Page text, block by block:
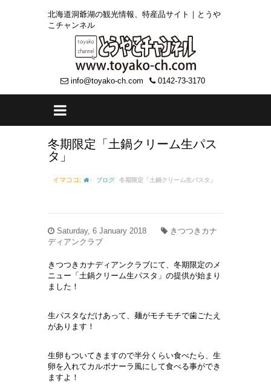
北海道洞爺湖の観光情報、特産品サイト｜とうや
こチャンネル
info@toyako-ch.com 0142-73-3170
冬期限定「土鍋クリーム生パス
タ」
イマココ: ブログ 冬期限定「土鍋クリーム生パスタ」
Saturday, 6 January 2018
きつつきカナ
ディアンクラブ
きつつきカナディアンクラブにて、冬期限定のメ
ニュー「土鍋クリーム生パスタ」の提供が始まり
ました！
生パスタなだけあって、麺がモチモチで歯ごたえ
があります！
生卵もついてきますので半分くらい食べたら、生
卵を入れてカルボナーラ風にして食べる事ができ
ますよ！